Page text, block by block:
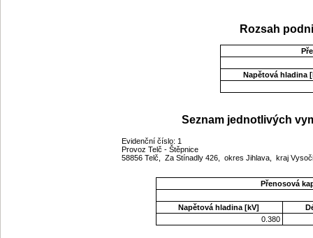
Rozsah
Napětová hladina
Seznam jednotlivých
Evidenční číslo: 1
Provoz Telč - Štěpnice
58856 Telč, Za Stínadly 426, okres Jihlava, kraj
Přenosová
Napětová hladina [kV]
0.380